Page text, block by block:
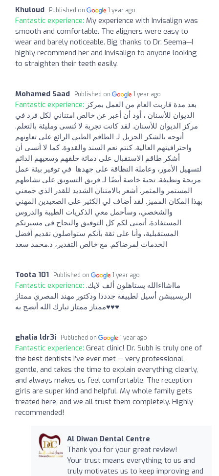
Khuloud Published on 1 year ago
Fantastic experience: My experience with Invisalign was
smooth and comfortable. The aligners were easy to
wear and barely noticeable. Big thanks to Dr. Seema—I
highly recommend her and Invisalign to anyone looking
to straighten their teeth easily.
Mohamed Saad Published on 1 year ago
Fantastic experience: بعد مدة قاربت العام من العمل بمركز
الديوان للأسنان ، أود أن أعبر عن خالص امتناني لكل فرد في
مركز الديوان للأسنان. لقد كانت تجربة لا تُنسى ومليئة بالتعلم.
أتوجه بالشكر الجزيل لـ الطاقم الطبي الرائع على تعاونهم
واحترافيتهم العالية. كنتم نعم السند والقدوة. كما لا أنسى أن
أشكر طاقم الاستقبال على دماثة خلقهم وسعيهم الدائم
لتسهيل الأمور، وعاملة النظاقة على جهدها في توفير بيئة عمل
مريحة ونظيفة. تحية خاصة أيضًا لـ فريق التسويق على نشاطهم
المستمر والمثمر. أشعر بالامتنان الشديد للقدر الذي جمعني
بهذا المكان المميز. لقد أضاف لي الكثير على الصعيدين المهني
والشخصي، وسأحمل معي الذكريات الطيبة والدروس
المستفادة. أتمنى لكم كل التوفيق والنجاح في مسيرتكم
المستقبلية، وأنا على ثقة بأنكم ستواصلون تقديم أفضل
الخدمات لمرضاكم. مع خالص التقدير، د.محمد سعد
Toota 101 Published on 1 year ago
Fantastic experience: مااشااءالله يستاهلون ألف لايك.
الريسيبشن أسيل لطييفة جدددا ودكتور مهند المصري ممتاز
ممتاز ممتاز تبارك الله أنصح به♥️♥️♥️
ghalia ldr3i Published on 1 year ago
Fantastic experience: Great clinic! Dr. Subh is truly one of
the best dentists I’ve ever met — very professional,
gentle, and takes the time to explain everything clearly,
and always makes us feel comfortable. The reception
girls are super kind and helpful. My whole family gets
treated here, and we all trust them completely. Highly
recommended!
Al Diwan Dental Centre
Thank you for your great review!
Your trust means everything to us and
truly motivates us to keep improving and